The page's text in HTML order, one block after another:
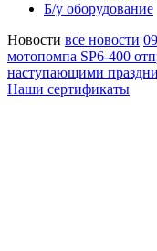
Б/у оборудование
Новости все новости
мотопомпа SP6-400
наступающими
Наши сертификаты